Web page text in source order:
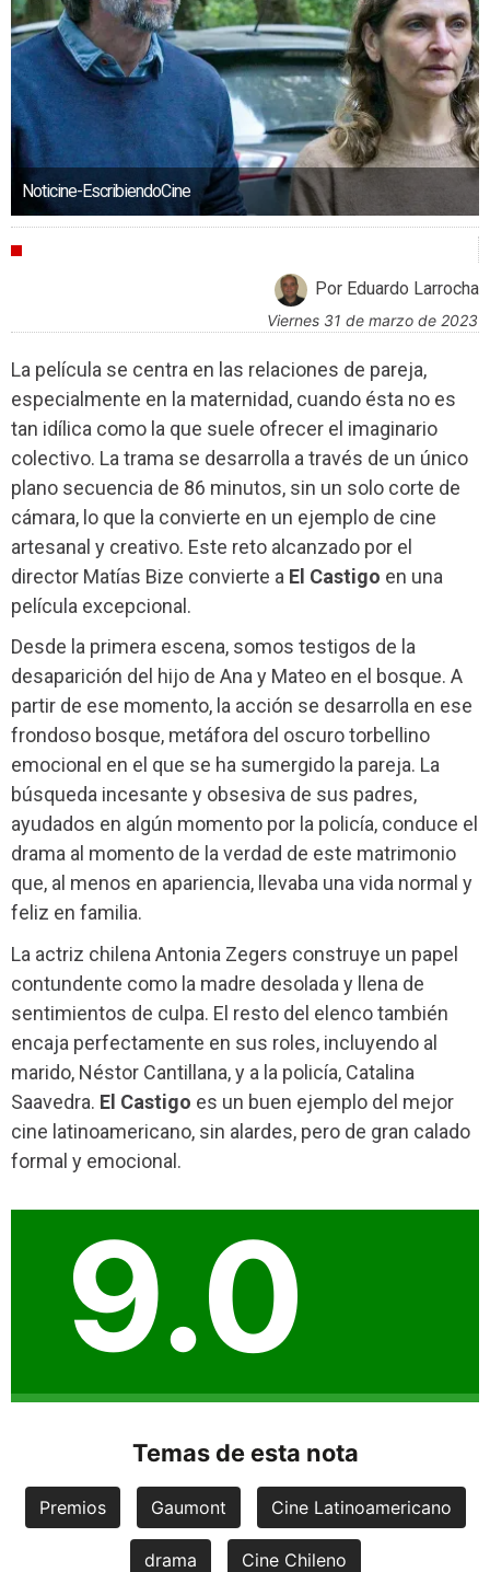
Noticine-EscribiendoCine
Por Eduardo Larrocha
viernes 31 de marzo de 2023
La película se centra en las relaciones de pareja,
especialmente en la maternidad, cuando ésta no es
tan idílica como la que suele ofrecer el imaginario
colectivo. La trama se desarrolla a través de un único
plano secuencia de 86 minutos, sin un solo corte de
cámara, lo que la convierte en un ejemplo de cine
artesanal y creativo. Este reto alcanzado por el
director Matías Bize convierte a El Castigo en una
película excepcional.
Desde la primera escena, somos testigos de la
desaparición del hijo de Ana y Mateo en el bosque. A
partir de ese momento, la acción se desarrolla en ese
frondoso bosque, metáfora del oscuro torbellino
emocional en el que se ha sumergido la pareja. La
búsqueda incesante y obsesiva de sus padres,
ayudados en algún momento por la policía, conduce el
drama al momento de la verdad de este matrimonio
que, al menos en apariencia, llevaba una vida normal y
feliz en familia.
La actriz chilena Antonia Zegers construye un papel
contundente como la madre desolada y llena de
sentimientos de culpa. El resto del elenco también
encaja perfectamente en sus roles, incluyendo al
marido, Néstor Cantillana, y a la policía, Catalina
Saavedra. El Castigo es un buen ejemplo del mejor
cine latinoamericano, sin alardes, pero de gran calado
formal y emocional.
9.0
Temas de esta nota
Premios Gaumont Cine Latinoamericano
drama Cine Chileno